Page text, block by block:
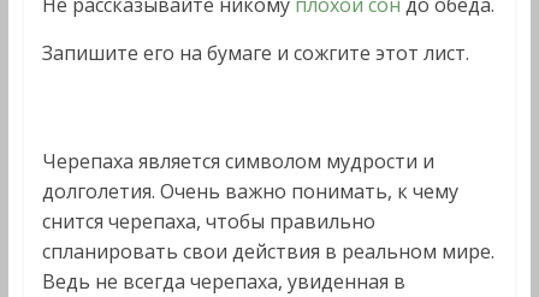
Запишите его на бумаге и сожгите этот лист.
Черепаха является символом мудрости и
долголетия. Очень важно понимать, к чему
снится черепаха, чтобы правильно
спланировать свои действия в реальном мире.
Ведь не всегда черепаха, увиденная в